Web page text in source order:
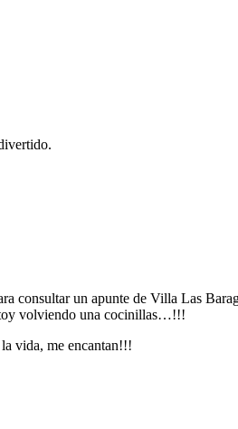
consultar un apunte de Villa Las
volviendo una cocinillas…!!!
vida, me encantan!!!